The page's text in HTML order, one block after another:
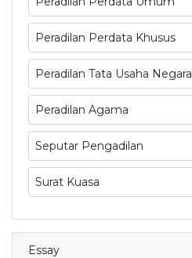
Peradilan Perdata Khusus
Peradilan Tata Usaha Negara
Peradilan Agama
Seputar Pengadilan
Surat Kuasa
Essay